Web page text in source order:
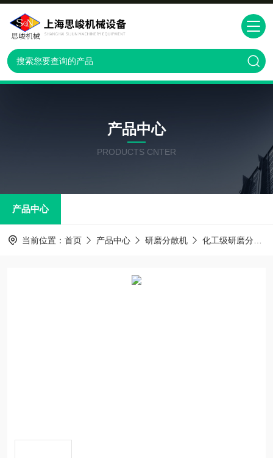
产品中心
PRODUCTS CNTER
产品中心
当前位置： 首页 产品中心 研磨分散机 化工级研磨分散机